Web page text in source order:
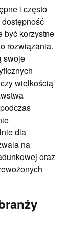
i często
być korzystne
rozwiązania.
swoje
wielkością
dla
na
oraz